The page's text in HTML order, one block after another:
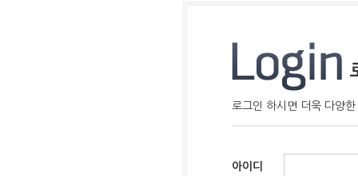
로그인 하시면 더욱 다양
아이디